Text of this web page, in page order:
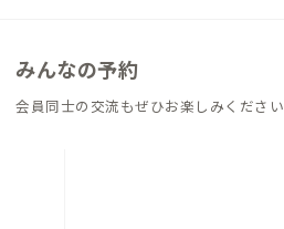
をお願い致します。
みんなの予約
会員同士の交流もぜひお楽しみください